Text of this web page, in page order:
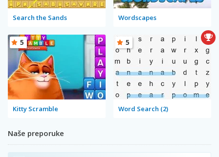
Search the Sands Wordscapes
Kitty Scramble
5
Word Search (2)
5
Naše preporuke